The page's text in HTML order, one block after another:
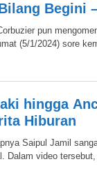
Begini
pun
(5/1/2024) sore
hingga
Hiburan
Saipul Jamil
Dalam video